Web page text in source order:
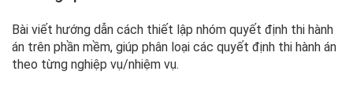
Bài viết hướng dẫn cách thiết lập nhóm quyết định thi hành
án trên phần mềm, giúp phân loại các quyết định thi hành án
theo từng nghiệp vụ/nhiệm vụ.